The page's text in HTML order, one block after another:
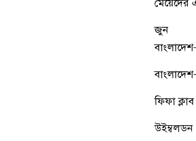
মেয়েদের
জুন
ফিফা
উইম্বলডন